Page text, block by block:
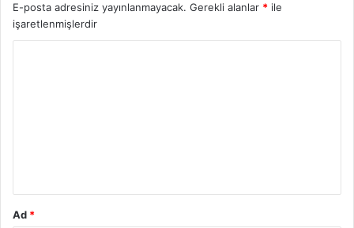
E-posta adresiniz yayınlanmayacak. Gerekli alanlar * ile
işaretlenmişlerdir
Ad *